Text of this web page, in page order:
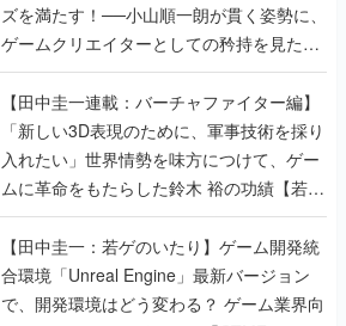
ズを満たす！──小山順一朗が貫く姿勢に、
ゲームクリエイターとしての矜持を見た
【若ゲのいたり最終回】
【田中圭一連載：バーチャファイター編】
「新しい3D表現のために、軍事技術を採り
入れたい」世界情勢を味方につけて、ゲー
ムに革命をもたらした鈴木 裕の功績【若ゲ
のいたり】
【田中圭一：若ゲのいたり】ゲーム開発統
合環境「Unreal Engine」最新バージョン
で、開発環境はどう変わる？ ゲーム業界向